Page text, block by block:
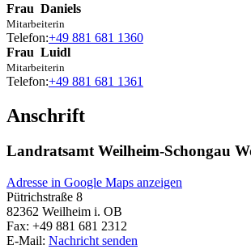
Frau Daniels
Mitarbeiterin
Telefon:+49 881 681 1360
Frau Luidl
Mitarbeiterin
Telefon:+49 881 681 1361
Anschrift
Landratsamt Weilheim-Schongau
Adresse in Google Maps anzeigen
Pütrichstraße 8
82362 Weilheim i. OB
Fax: +49 881 681 2312
E-Mail: Nachricht senden